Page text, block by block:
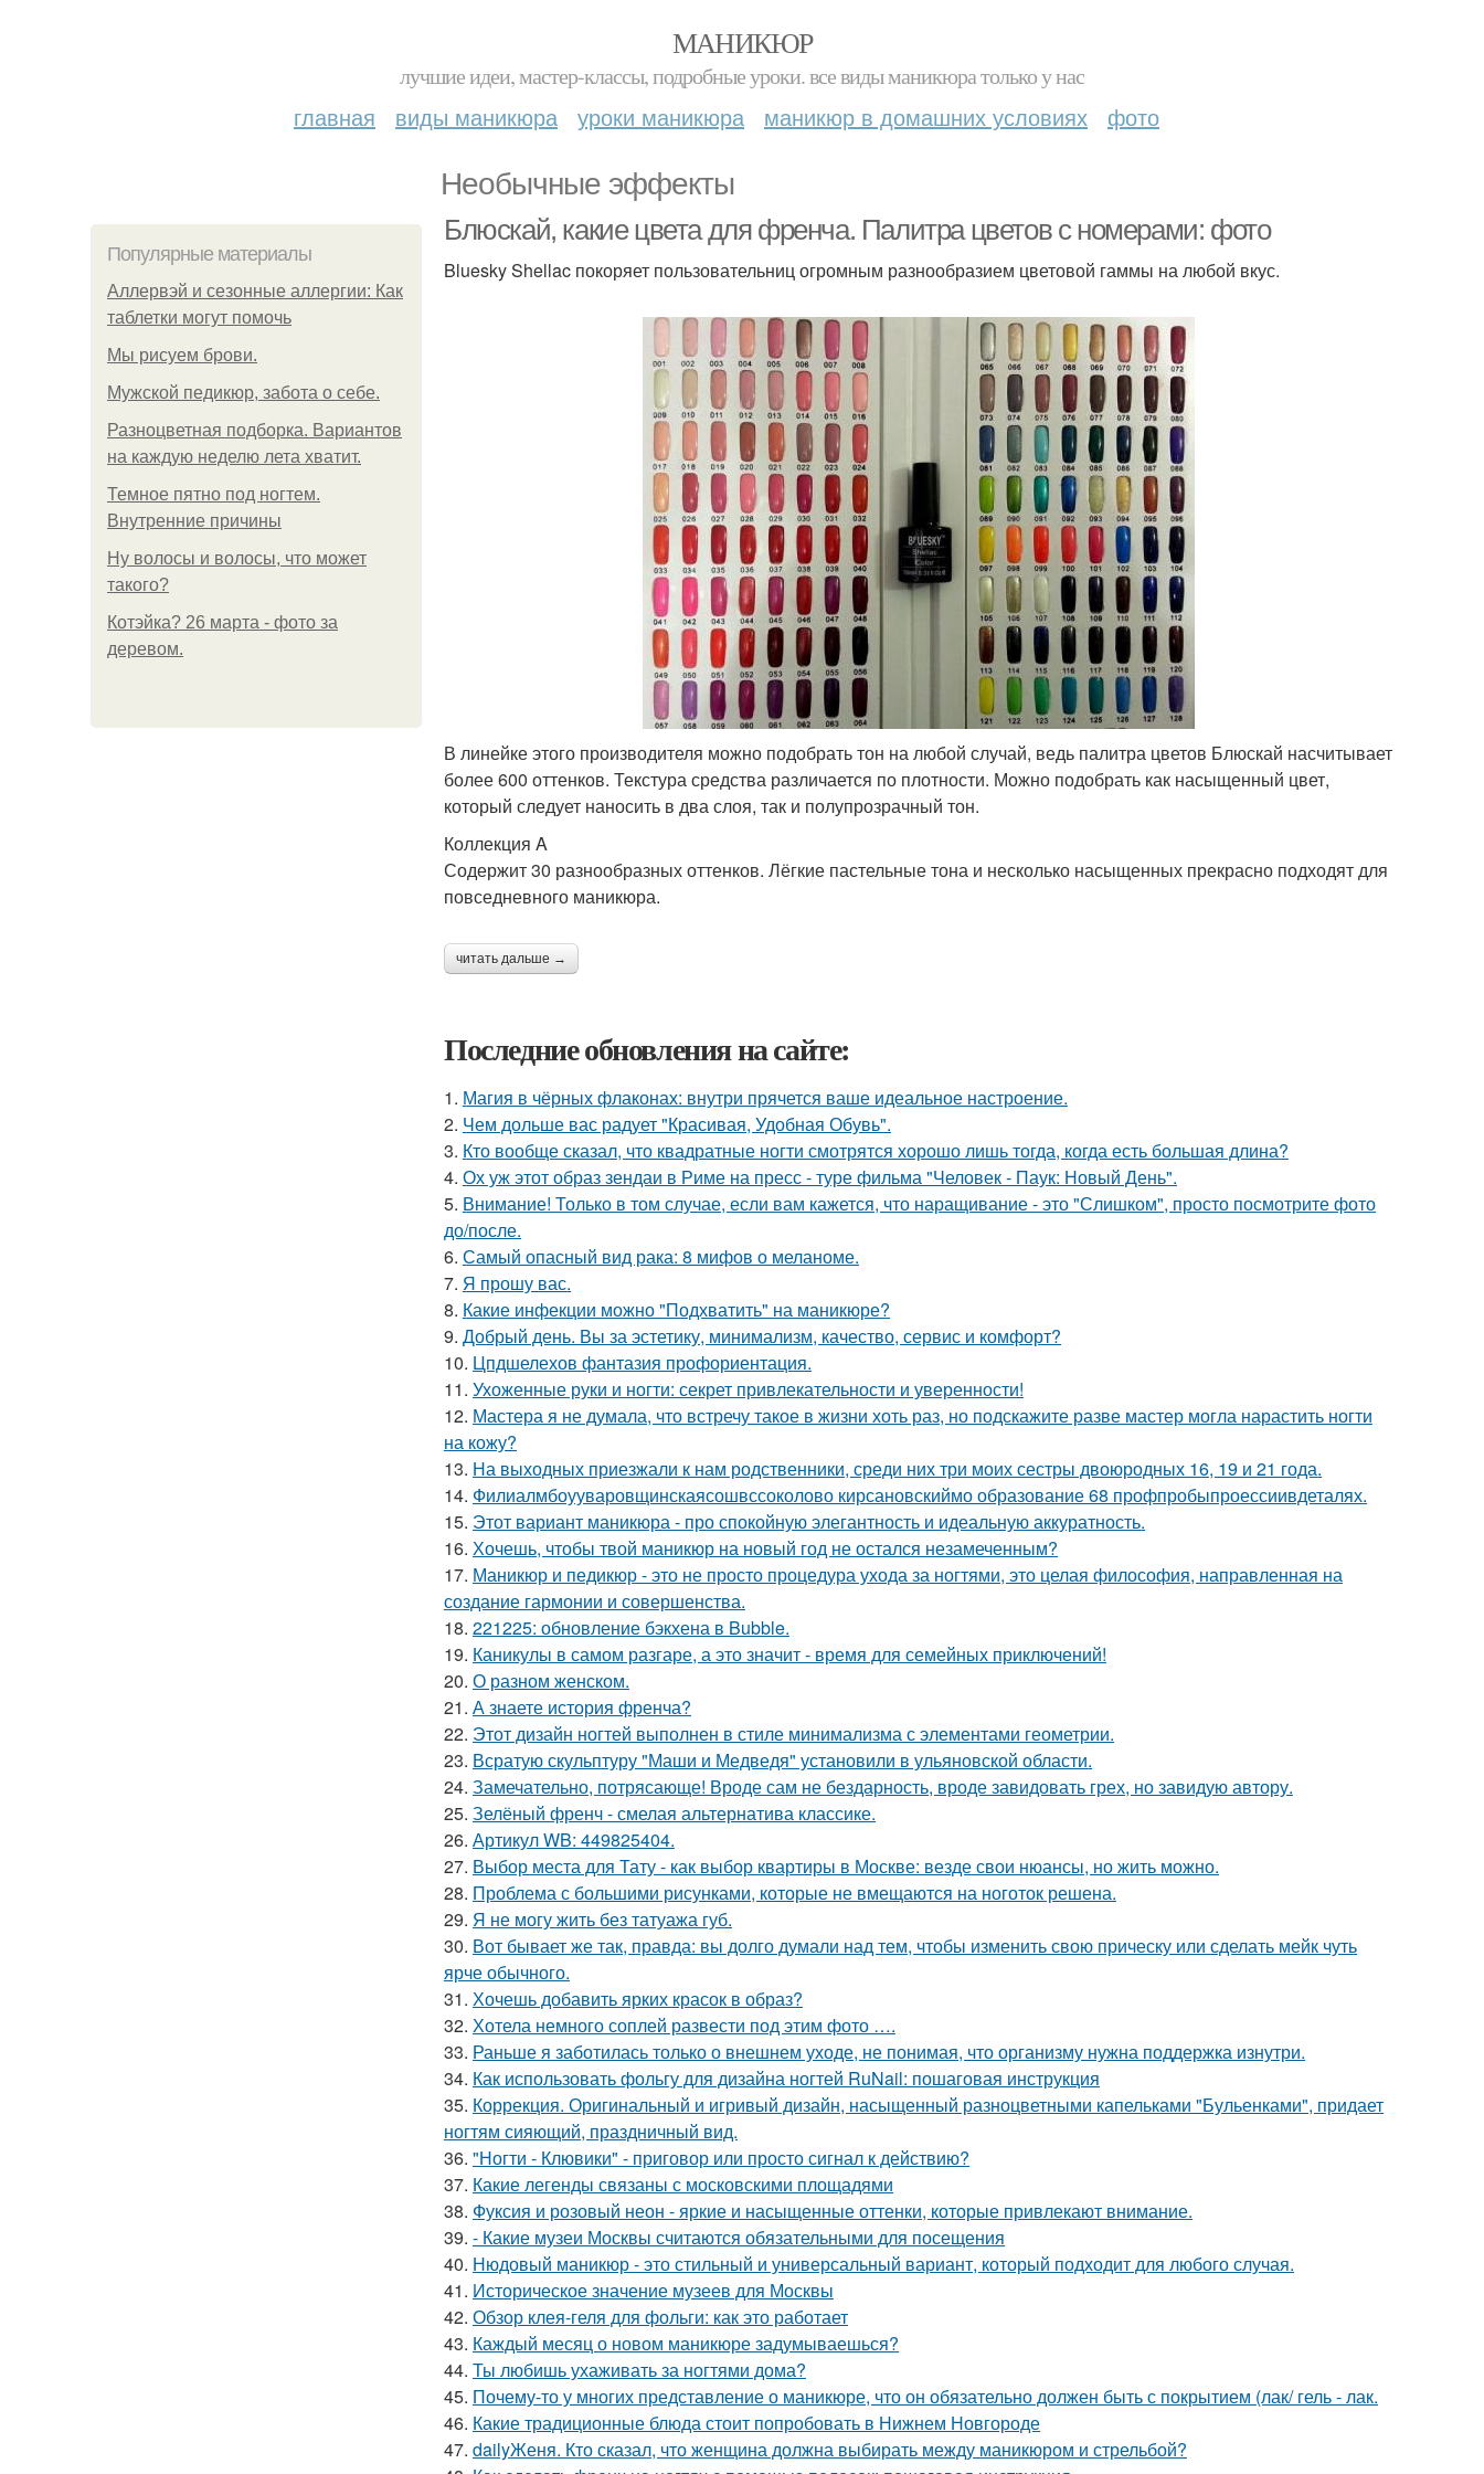
МАНИКЮР
лучшие идеи, мастер-классы, подробные уроки. все виды маникюра только у нас
главная виды маникюра уроки маникюра маникюр в домашних условиях фото
Необычные эффекты
Популярные материалы
Аллервэй и сезонные аллергии: Как
таблетки могут помочь
Мы рисуем брови.
Мужской педикюр, забота о себе.
Разноцветная подборка. Вариантов
на каждую неделю лета хватит.
Темное пятно под ногтем.
Внутренние причины
Ну волосы и волосы, что может
такого?
Котэйка? 26 марта - фото за
деревом.
Блюскай, какие цвета для френча. Палитра цветов с номерами: фото
Bluesky Shellac покоряет пользовательниц огромным разнообразием цветовой гаммы на любой вкус.
В линейке этого производителя можно подобрать тон на любой случай, ведь палитра цветов Блюскай насчитывает
более 600 оттенков. Текстура средства различается по плотности. Можно подобрать как насыщенный цвет,
который следует наносить в два слоя, так и полупрозрачный тон.
Коллекция A
Содержит 30 разнообразных оттенков. Лёгкие пастельные тона и несколько насыщенных прекрасно подходят для
повседневного маникюра.
читать дальше →
Последние обновления на сайте:
1. Магия в чёрных флаконах: внутри прячется ваше идеальное настроение.
2. Чем дольше вас радует "Красивая, Удобная Обувь".
3. Кто вообще сказал, что квадратные ногти смотрятся хорошо лишь тогда, когда есть большая длина?
4. Ох уж этот образ зендаи в Риме на пресс - туре фильма "Человек - Паук: Новый День".
5. Внимание! Только в том случае, если вам кажется, что наращивание - это "Слишком", просто посмотрите фото
до/после.
6. Самый опасный вид рака: 8 мифов о меланоме.
7. Я прошу вас.
8. Какие инфекции можно "Подхватить" на маникюре?
9. Добрый день. Вы за эстетику, минимализм, качество, сервис и комфорт?
10. Цпдшелехов фантазия профориентация.
11. Ухоженные руки и ногти: секрет привлекательности и уверенности!
12. Мастера я не думала, что встречу такое в жизни хоть раз, но подскажите разве мастер могла нарастить ногти
на кожу?
13. На выходных приезжали к нам родственники, среди них три моих сестры двоюродных 16, 19 и 21 года.
14. Филиалмбоууваровщинскаясошвссоколово кирсановскиймо образование 68 профпробыпроессиивдеталях.
15. Этот вариант маникюра - про спокойную элегантность и идеальную аккуратность.
16. Хочешь, чтобы твой маникюр на новый год не остался незамеченным?
17. Маникюр и педикюр - это не просто процедура ухода за ногтями, это целая философия, направленная на
создание гармонии и совершенства.
18. 221225: обновление бэкхена в Bubble.
19. Каникулы в самом разгаре, а это значит - время для семейных приключений!
20. О разном женском.
21. А знаете история френча?
22. Этот дизайн ногтей выполнен в стиле минимализма с элементами геометрии.
23. Всратую скульптуру "Маши и Медведя" установили в ульяновской области.
24. Замечательно, потрясающе! Вроде сам не бездарность, вроде завидовать грех, но завидую автору.
25. Зелёный френч - смелая альтернатива классике.
26. Артикул WB: 449825404.
27. Выбор места для Тату - как выбор квартиры в Москве: везде свои нюансы, но жить можно.
28. Проблема с большими рисунками, которые не вмещаются на ноготок решена.
29. Я не могу жить без татуажа губ.
30. Вот бывает же так, правда: вы долго думали над тем, чтобы изменить свою прическу или сделать мейк чуть
ярче обычного.
31. Хочешь добавить ярких красок в образ?
32. Хотела немного соплей развести под этим фото ….
33. Раньше я заботилась только о внешнем уходе, не понимая, что организму нужна поддержка изнутри.
34. Как использовать фольгу для дизайна ногтей RuNail: пошаговая инструкция
35. Коррекция. Оригинальный и игривый дизайн, насыщенный разноцветными капельками "Бульенками", придает
ногтям сияющий, праздничный вид.
36. "Ногти - Клювики" - приговор или просто сигнал к действию?
37. Какие легенды связаны с московскими площадями
38. Фуксия и розовый неон - яркие и насыщенные оттенки, которые привлекают внимание.
39. - Какие музеи Москвы считаются обязательными для посещения
40. Нюдовый маникюр - это стильный и универсальный вариант, который подходит для любого случая.
41. Историческое значение музеев для Москвы
42. Обзор клея-геля для фольги: как это работает
43. Каждый месяц о новом маникюре задумываешься?
44. Ты любишь ухаживать за ногтями дома?
45. Почему-то у многих представление о маникюре, что он обязательно должен быть с покрытием (лак/ гель - лак.
46. Какие традиционные блюда стоит попробовать в Нижнем Новгороде
47. dailyЖеня. Кто сказал, что женщина должна выбирать между маникюром и стрельбой?